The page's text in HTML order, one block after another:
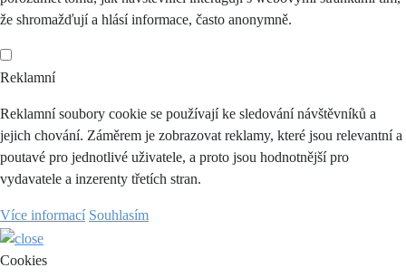
že shromažďují a hlásí informace, často anonymně.
Reklamní
Reklamní soubory cookie se používají ke sledování návštěvníků a
jejich chování. Záměrem je zobrazovat reklamy, které jsou relevantní a
poutavé pro jednotlivé uživatele, a proto jsou hodnotnější pro
vydavatele a inzerenty třetích stran.
Více informací Souhlasím
Cookies